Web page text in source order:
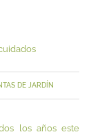
DE JARDÍN
los años este